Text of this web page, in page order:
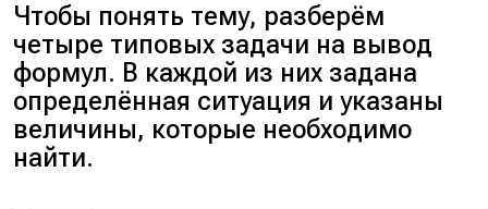
Чтобы понять тему, разберём
четыре типовых задачи на вывод
формул. В каждой из них задана
определённая ситуация и указаны
величины, которые необходимо
найти.